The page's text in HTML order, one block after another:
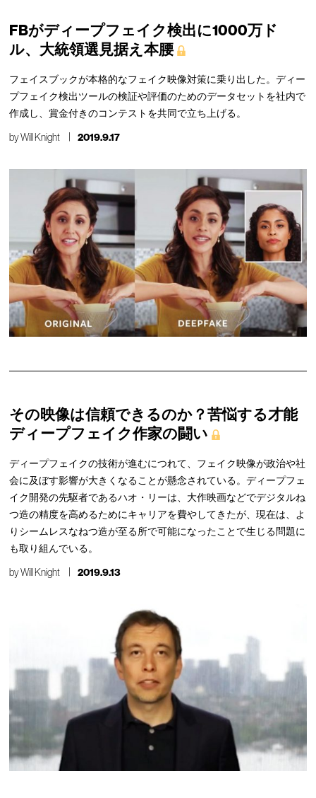
FBがディープフェイク検出に1000万ド
ル、大統領選見据え本腰
フェイスブックが本格的なフェイク映像対策に乗り出した。ディー
プフェイク検出ツールの検証や評価のためのデータセットを社内で
作成し、賞金付きのコンテストを共同で立ち上げる。
byWill Knight 2019.9.17
その映像は信頼できるのか？苦悩する才能
ディープフェイク作家の闘い
ディープフェイクの技術が進むにつれて、フェイク映像が政治や社
会に及ぼす影響が大きくなることが懸念されている。ディープフェ
イク開発の先駆者であるハオ・リーは、大作映画などでデジタルね
つ造の精度を高めるためにキャリアを費やしてきたが、現在は、よ
りシームレスなねつ造が至る所で可能になったことで生じる問題に
も取り組んでいる。
byWill Knight 2019.9.13